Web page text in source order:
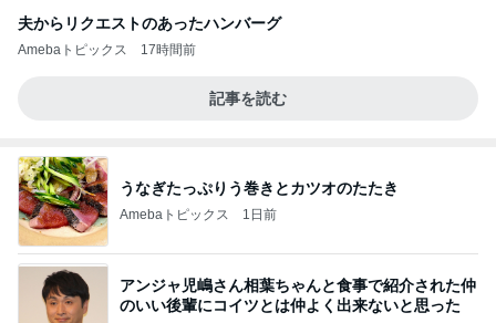
夫からリクエストのあったハンバーグ
Amebaトピックス 17時間前
記事を読む
うなぎたっぷりう巻きとカツオのたたき
Amebaトピックス 1日前
アンジャ児嶋さん相葉ちゃんと食事で紹介された仲
のいい後輩にコイツとは仲よく出来ないと思った